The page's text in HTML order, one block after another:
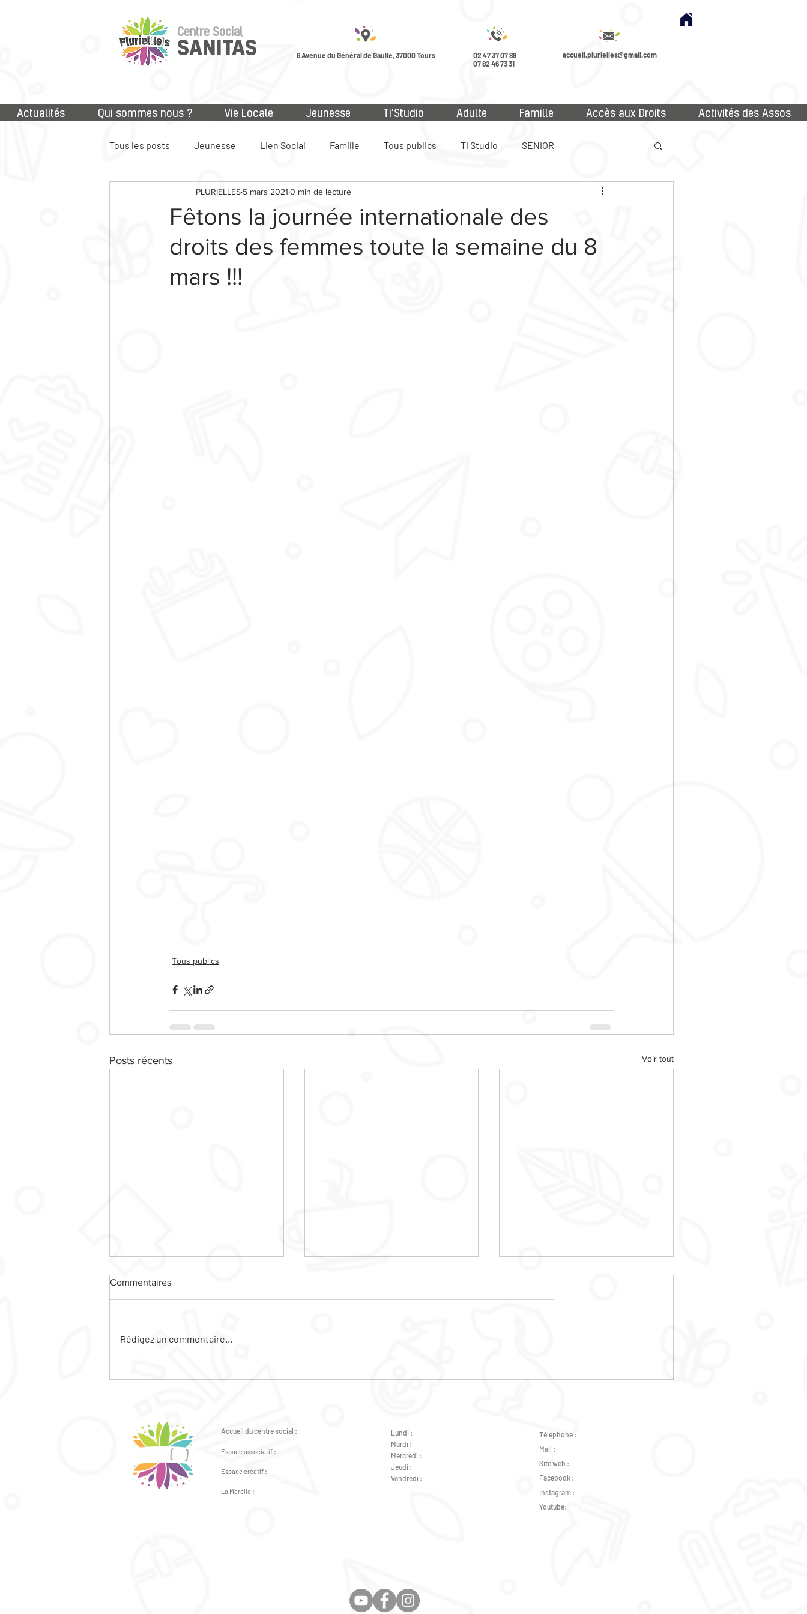
Centre Social
SANITAS 6 Avenue du Général de Gaulle, 37000 Tours
02 47 37 07 89
07 82 46 73 31
accueil.plurielles@gmail.com
Actualités Qui sommes nous ? Vie Locale Jeunesse Ti'Studio Adulte Famille Accès aux Droits Activités des Assos
Tous les posts Jeunesse Lien Social Famille Tous publics Ti Studio SENIOR
Accès aux droits Numérique
Fêtons la journée internationale des
droits des femmes toute la semaine du 8
mars !!!
PLURIELLES 5 mars 2021 0 min de lecture
Tous publics
Posts récents Voir tout
CAFE DES HABITANTS
Commentaires
Rédigez un commentaire...
Accueil du centre social :
Espace associatif :
Espace créatif :
La Marelle :
Lundi :
Mardi :
Mercredi :
Jeudi :
Vendredi :
Téléphone :
Mail :
Site web :
Facebook :
Instagram :
Youtube: